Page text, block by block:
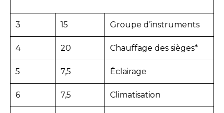
3 15 Groupe d’instruments
4 20 Chauffage des sièges*
5 7,5 Éclairage
6 7,5 Climatisation